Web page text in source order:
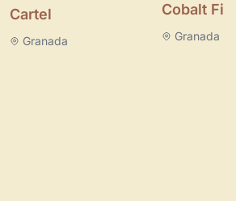
Cartel
Granada
Cobalt
Granada